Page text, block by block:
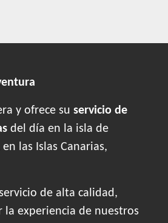
y ofrece su servicio de
del día en la isla de
en las Islas Canarias,
de alta calidad,
la experiencia de nuestros